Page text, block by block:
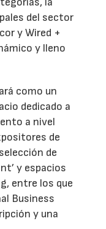
del sector
y Wired +
y lleno
como un
dedicado a
a nivel
de
de
y espacios
entre los que
Business
y una